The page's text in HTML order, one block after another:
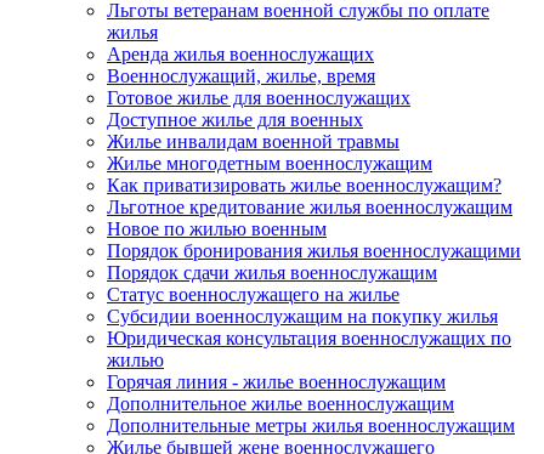
Льготы ветеранам военной службы по оплате
жилья
Аренда жилья военнослужащих
Военнослужащий, жилье, время
Готовое жилье для военнослужащих
Доступное жилье для военных
Жилье инвалидам военной травмы
Жилье многодетным военнослужащим
Как приватизировать жилье военнослужащим?
Льготное кредитование жилья военнослужащим
Новое по жилью военным
Порядок бронирования жилья военнослужащими
Порядок сдачи жилья военнослужащим
Статус военнослужащего на жилье
Субсидии военнослужащим на покупку жилья
Юридическая консультация военнослужащих по
жилью
Горячая линия - жилье военнослужащим
Дополнительное жилье военнослужащим
Дополнительные метры жилья военнослужащим
Жилье бывшей жене военнослужащего